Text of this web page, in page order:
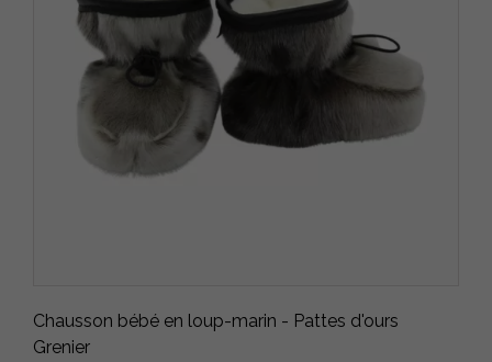
Chausson bébé en loup-marin - Pattes d'ours
Grenier